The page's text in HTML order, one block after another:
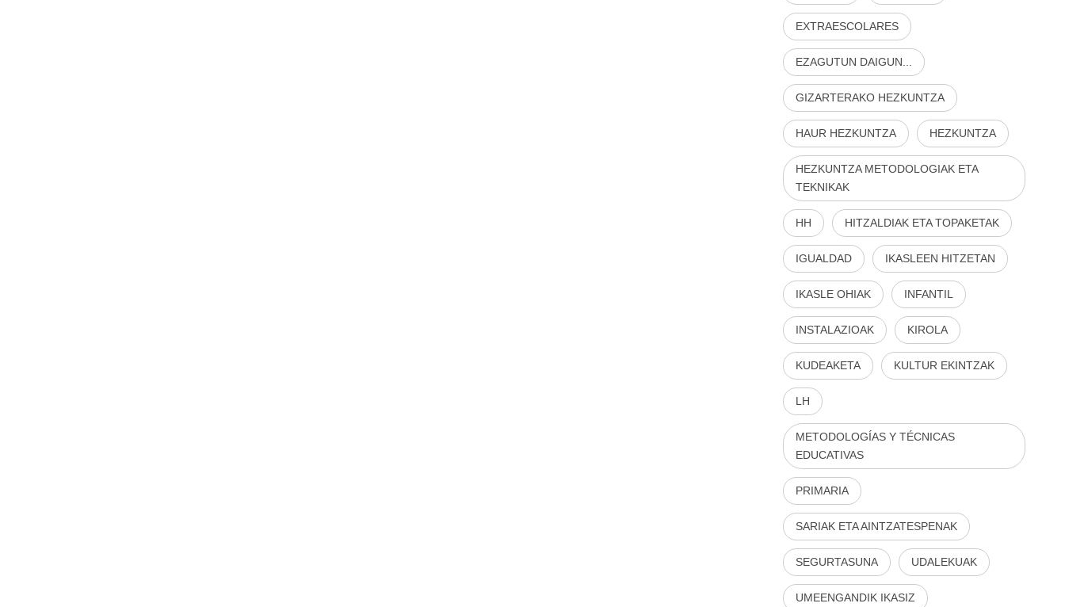
EXTRAESCOLARES
EZAGUTUN DAIGUN...
GIZARTERAKO HEZKUNTZA
HAUR HEZKUNTZA HEZKUNTZA
HEZKUNTZA METODOLOGIAK ETA
TEKNIKAK
HH HITZALDIAK ETA TOPAKETAK
IGUALDAD IKASLEEN HITZETAN
IKASLE OHIAK INFANTIL
INSTALAZIOAK KIROLA
KUDEAKETA KULTUR EKINTZAK
LH
METODOLOGÍAS Y TÉCNICAS
EDUCATIVAS
PRIMARIA
SARIAK ETA AINTZATESPENAK
SEGURTASUNA UDALEKUAK
UMEENGANDIK IKASIZ